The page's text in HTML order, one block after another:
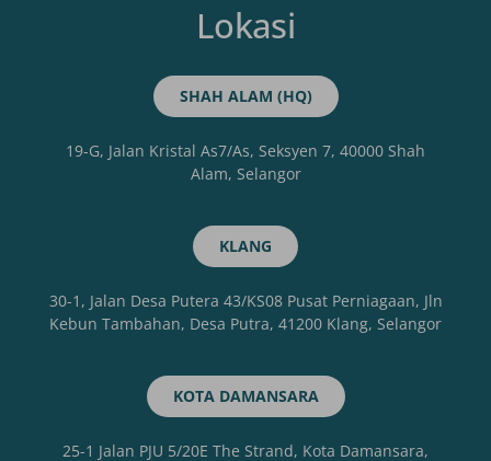
Lokasi
SHAH ALAM (HQ)
19-G, Jalan Kristal As7/As, Seksyen 7, 40000 Shah
Alam, Selangor
KLANG
30-1, Jalan Desa Putera 43/KS08 Pusat Perniagaan, Jln
Kebun Tambahan, Desa Putra, 41200 Klang, Selangor
KOTA DAMANSARA
25-1 Jalan PJU 5/20E The Strand, Kota Damansara,